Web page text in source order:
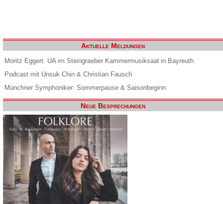
Aktuelle Meldungen
Moritz Eggert. UA im Steingraeber Kammermusiksaal in Bayreuth
Podcast mit Unsuk Chin & Christian Fausch
Münchner Symphoniker: Sommerpause & Saisonbeginn
Neue Besprechungen